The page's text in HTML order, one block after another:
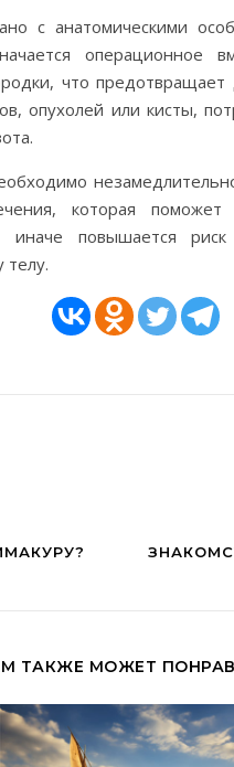
с анатомическими
операционное
что предотвращает
опухолей или кисты,
которая поможет
иначе повышается
телу.
ТАКЖЕ МОЖЕТ